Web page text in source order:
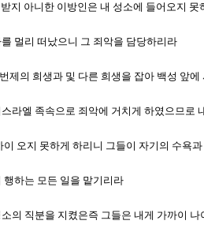
지 아니한 이방인은 내 성소에 들어오지 못
멀리 떠났으니 그 죄악을 담당하리라
제의 희생과 및 다른 희생을 잡아 백성 앞
엘 족속으로 죄악에 거치게 하였으므로
오지 못하게 하리니 그들이 자기의 수욕
행하는 모든 일을 맡기리라
의 직분을 지켰은즉 그들은 내게 가까이